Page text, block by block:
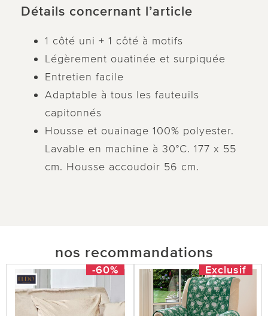
Détails concernant l’article
1 côté uni + 1 côté à motifs
Légèrement ouatinée et surpiquée
Entretien facile
Adaptable à tous les fauteuils
capitonnés
Housse et ouainage 100% polyester.
Lavable en machine à 30°C. 177 x 55
cm. Housse accoudoir 56 cm.
nos recommandations
-60% Exclusif